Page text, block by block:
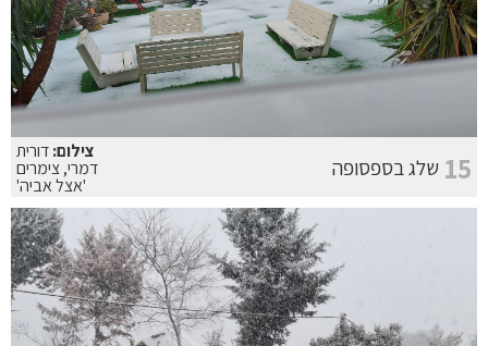
15 שלג בספסופה
צילום:דורית
דמרי, צימרים
'אצל אביה'